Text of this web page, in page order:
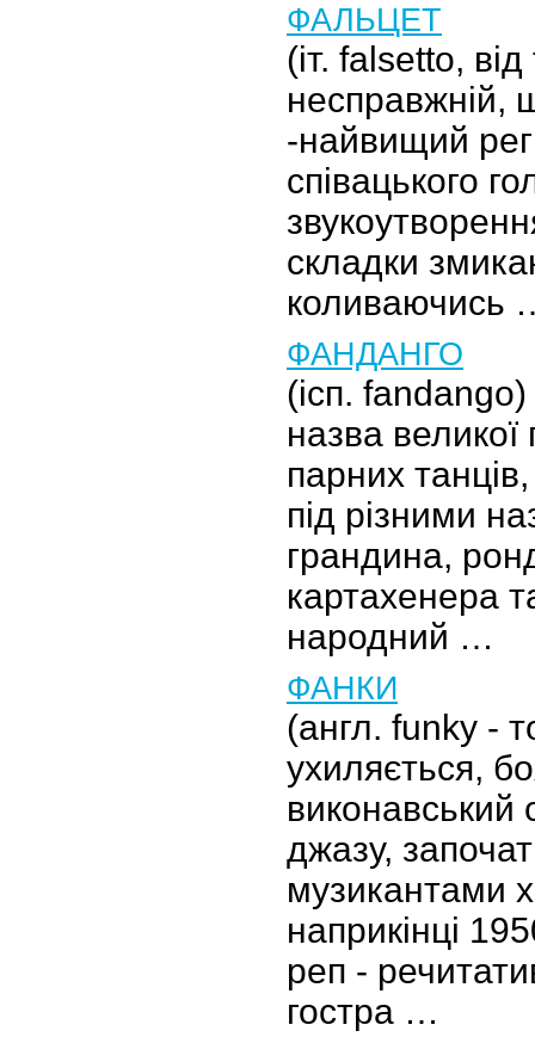
ФАЛЬЦЕТ
(іт. falsetto,
несправжній,
-найвищий
співацького
складки
коливаючись
ФАНДАНГО
(ісп.
назва великої
парних
під різними
грандина,
картахенера
народний …
ФАНКИ
(англ. funky -
ухиляється,
виконавський
джазу,
музикантами
наприкінці
реп -
гостра …